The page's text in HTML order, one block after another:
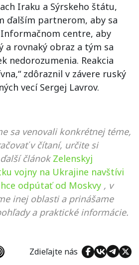
Iraku a Sýrskeho štátu,
ďalším partnerom, aby sa
centre, aby
a rovnaký obraz a tým sa
nedorozumenia. Reakcia
zdôraznil v závere ruský
vecí Sergej Lavrov.
sa venovali konkrétnej téme,
v čítaní, určite si
článok Zelenskyj
vojny na Ukrajine navštívi
odpútať od Moskvy , v
inej oblasti a prinášame
a praktické informácie.
Zdieľajte nás